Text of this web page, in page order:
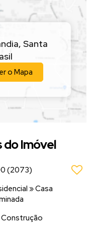
e ideais para o dia a
e agende
, Santa
o Mapa
do Imóvel
(2073)
»Casa
Construção